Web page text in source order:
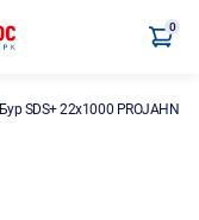
0
Бур SDS+ 22х1000 PROJAHN